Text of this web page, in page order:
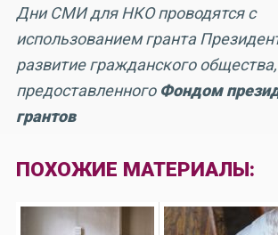
Дни СМИ для НКО проводятся с
использованием гранта
развитие гражданского общества,
предоставленного Фондом
грантов
ПОХОЖИЕ МАТЕРИАЛЫ: